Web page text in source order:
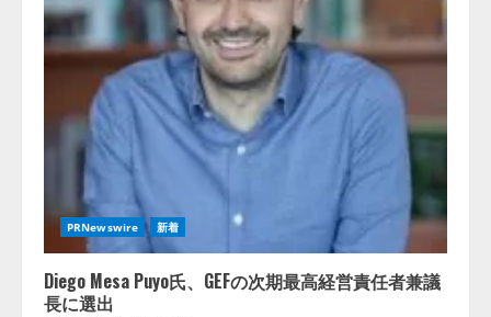
PRNewswire 新着
Diego Mesa Puyo氏、GEFの次期最高経営責任者兼議
長に選出